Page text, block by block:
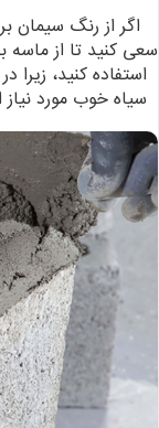
اگر از رنگ سیمان
سعی کنید تا از ماسه
استفاده کنید،
سیاه خوب مورد